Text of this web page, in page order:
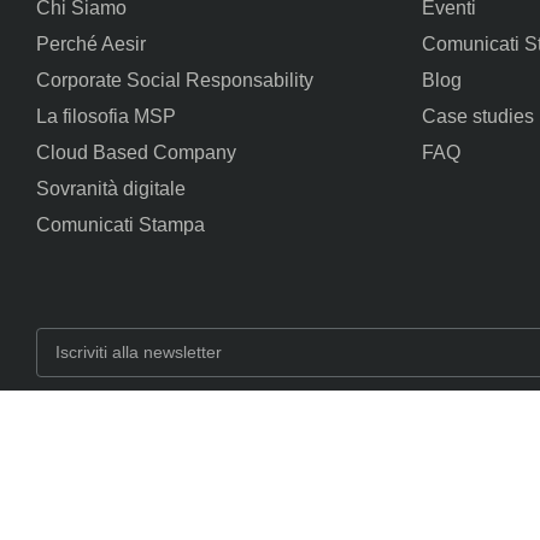
Chi Siamo
Perché Aesir
Corporate Social Responsability
La filosofia MSP
Cloud Based Company
Sovranità digitale
Comunicati Stampa
Eventi
Comunicati
Blog
Case studies
FAQ